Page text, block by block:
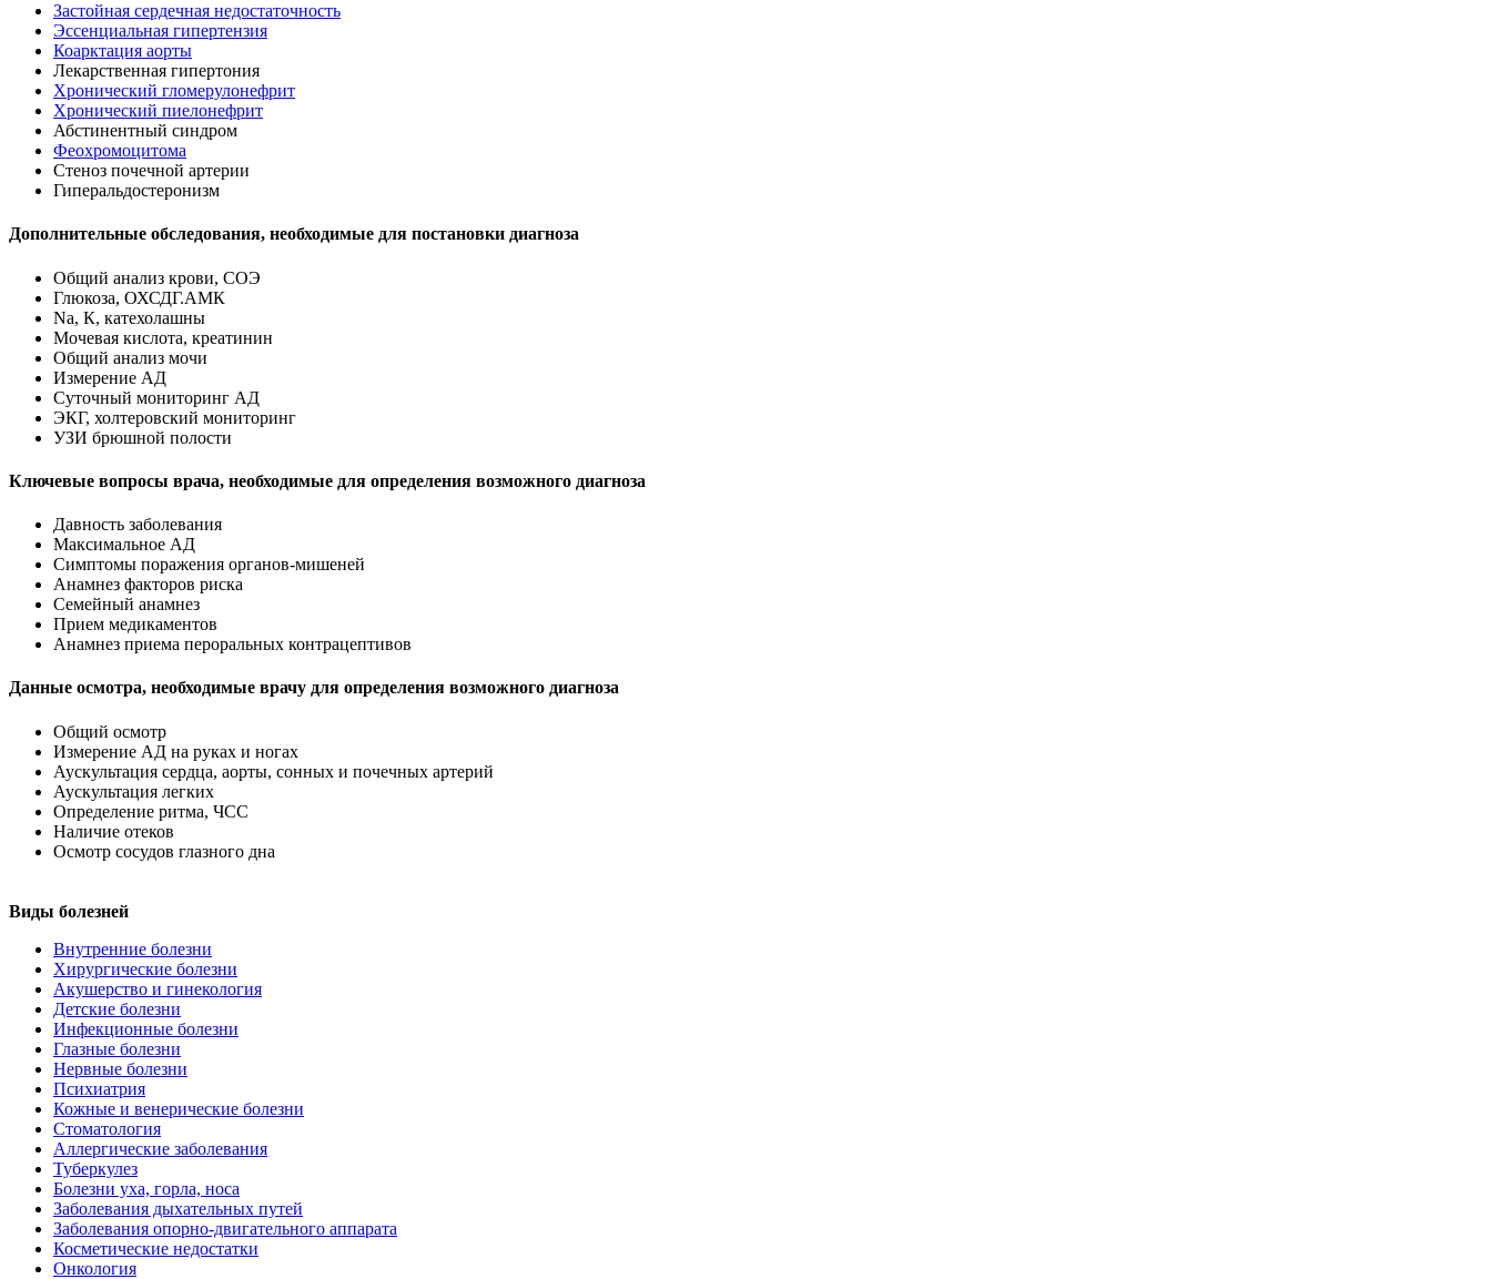
Застойная сердечная недостаточность
Эссенциальная гипертензия
Коарктация аорты
Лекарственная гипертония
Хронический гломерулонефрит
Хронический пиелонефрит
Абстинентный синдром
Феохромоцитома
Стеноз почечной артерии
Гиперальдостеронизм
Дополнительные обследования, необходимые для постановки диагноза
Общий анализ крови, СОЭ
Глюкоза, ОХСДГ.АМК
Na, К, катехолашны
Мочевая кислота, креатинин
Общий анализ мочи
Измерение АД
Суточный мониторинг АД
ЭКГ, холтеровский мониторинг
УЗИ брюшной полости
Ключевые вопросы врача, необходимые для определения возможного диагноза
Давность заболевания
Максимальное АД
Симптомы поражения органов-мишеней
Анамнез факторов риска
Семейный анамнез
Прием медикаментов
Анамнез приема пероральных контрацептивов
Данные осмотра, необходимые врачу для определения возможного диагноза
Общий осмотр
Измерение АД на руках и ногах
Аускультация сердца, аорты, сонных и почечных артерий
Аускультация легких
Определение ритма, ЧСС
Наличие отеков
Осмотр сосудов глазного дна
Виды болезней
Внутренние болезни
Хирургические болезни
Акушерство и гинекология
Детские болезни
Инфекционные болезни
Глазные болезни
Нервные болезни
Психиатрия
Кожные и венерические болезни
Стоматология
Аллергические заболевания
Туберкулез
Болезни уха, горла, носа
Заболевания дыхательных путей
Заболевания опорно-двигательного аппарата
Косметические недостатки
Онкология